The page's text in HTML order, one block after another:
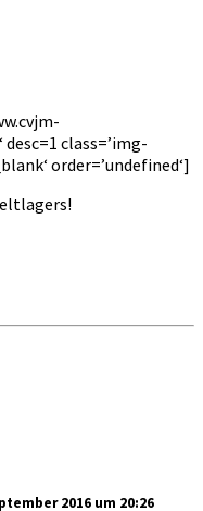
class=’img-
order=’undefined‘]
2016 um 20:26